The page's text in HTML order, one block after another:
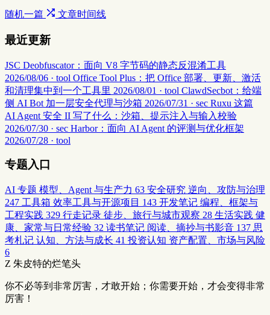
随机一篇 文章时间线
最近更新
JSC Deobfuscator：面向 V8 字节码的静态反混淆工具
2026/08/06 · tool Office Tool Plus：把 Office 部署、更新、激活
和清理集中到一个工具里 2026/08/01 · tool ClawdSecbot：给端
侧 AI Bot 加一层安全代理与沙箱 2026/07/31 · sec Ruxu 这篇
AI Agent 安全 II 写了什么：沙箱、提示注入与输入校验
2026/07/30 · sec Harbor：面向 AI Agent 的评测与优化框架
2026/07/28 · tool
专题入口
AI 专题 模型、Agent 与生产力 63 安全研究 逆向、攻防与治理
247 工具箱 效率工具与开源项目 143 开发笔记 编程、框架与
工程实践 329 行走记录 徒步、旅行与城市观察 28 生活实践 健
康、家常与日常经验 32 读书笔记 阅读、摘抄与书影音 137 思
考札记 认知、方法与成长 41 投资认知 资产配置、市场与风险
6
Z 朱皮特的烂笔头
你不必等到非常厉害，才敢开始；你需要开始，才会变得非常
厉害！